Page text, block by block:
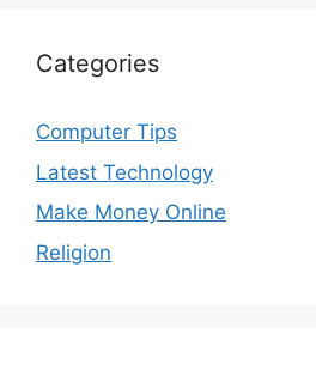
Categories
Computer Tips
Latest Technology
Make Money Online
Religion